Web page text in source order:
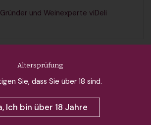
und Weinexperte viDeli
Altersprüfung
Sie, dass Sie über 18 sind.
Ich bin über 18 Jahre